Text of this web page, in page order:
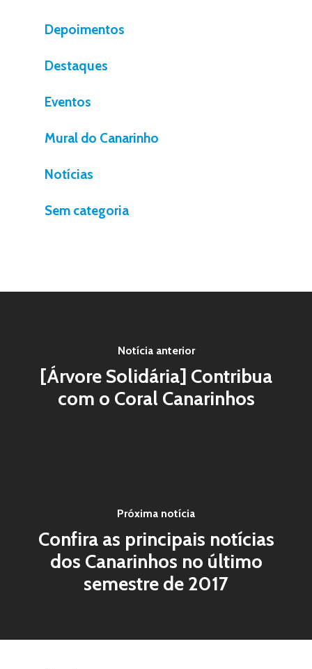
Depoimentos
Destaques
Eventos
Mural do Canarinho
Notícias
Sem categoria
Notícia anterior
[Árvore Solidária] Contribua
com o Coral Canarinhos
Próxima notícia
Confira as principais notícias
dos Canarinhos no último
semestre de 2017